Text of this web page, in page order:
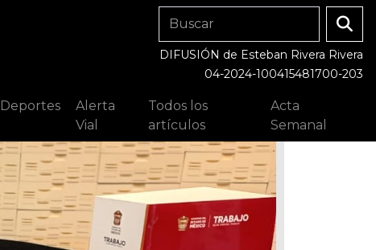
DIFUSIÓN de Esteban Rivera Rivera
04-2024-100415481700-203
Deportes
Alerta
Vial
Todos los
artículos
Acta
Semanal